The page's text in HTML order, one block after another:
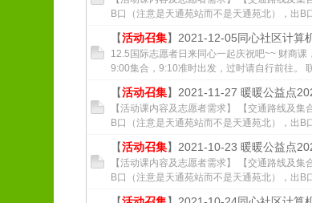
B口（注意是天通苑站而不是天通苑北），出
【活动召集】2021-12-05同心社区计算
12.5国际志愿者日来同心一起庆祝吧~~ 财商
9:00集合，9:10准时出发，过时请自行前往。
【活动召集】2021-11-27 暖暖公益点
【活动课内容及志愿者需求】 【交通路线及
B口（注意是天通苑站而不是天通苑北），出
【活动召集】2021-10-23 暖暖公益点
【活动课内容及志愿者需求】 【交通路线及
B口（注意是天通苑站而不是天通苑北），出